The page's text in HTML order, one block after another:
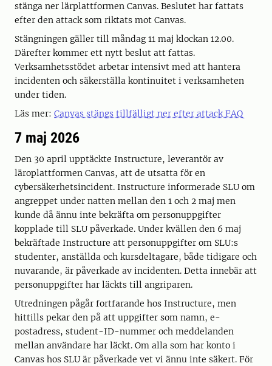
stänga ner lärplattformen Canvas. Beslutet har fattats
efter den attack som riktats mot Canvas.
Stängningen gäller till måndag 11 maj klockan 12.00.
Därefter kommer ett nytt beslut att fattas.
Verksamhetsstödet arbetar intensivt med att hantera
incidenten och säkerställa kontinuitet i verksamheten
under tiden.
Läs mer: Canvas stängs tillfälligt ner efter attack FAQ
7 maj 2026
Den 30 april upptäckte Instructure, leverantör av
läroplattformen Canvas, att de utsatta för en
cybersäkerhetsincident. Instructure informerade SLU om
angreppet under natten mellan den 1 och 2 maj men
kunde då ännu inte bekräfta om personuppgifter
kopplade till SLU påverkade. Under kvällen den 6 maj
bekräftade Instructure att personuppgifter om SLU:s
studenter, anställda och kursdeltagare, både tidigare och
nuvarande, är påverkade av incidenten. Detta innebär att
personuppgifter har läckts till angriparen.
Utredningen pågår fortfarande hos Instructure, men
hittills pekar den på att uppgifter som namn, e-
postadress, student-ID-nummer och meddelanden
mellan användare har läckt. Om alla som har konto i
Canvas hos SLU är påverkade vet vi ännu inte säkert. För